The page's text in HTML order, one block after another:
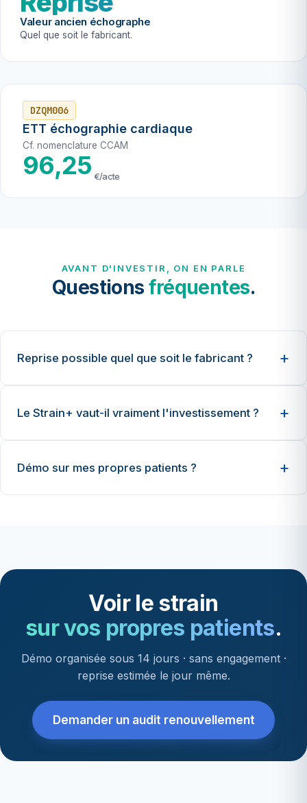
Valeur ancien échographe
Quel que soit le fabricant.
DZQM006
ETT échographie cardiaque
Cf. nomenclature CCAM
96,25 €/acte
AVANT D'INVESTIR, ON EN PARLE
Questionsfréquentes.
Reprise possible quel que soit le fabricant ?
Le Strain+ vaut-il vraiment l'investissement ?
Démo sur mes propres patients ?
Voir le strain
sur vos propres patients.
Démo organisée sous 14 jours · sans engagement ·
reprise estimée le jour même.
Demander un audit renouvellement